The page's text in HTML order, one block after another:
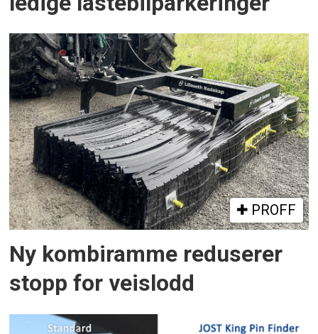
PROFF
Ny kombiramme reduserer
stopp for veislodd